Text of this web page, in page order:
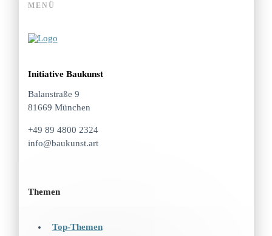
MENÜ
Initiative Baukunst
Balanstraße 9
81669 München
+49 89 4800 2324
info@baukunst.art
Themen
Top-Themen